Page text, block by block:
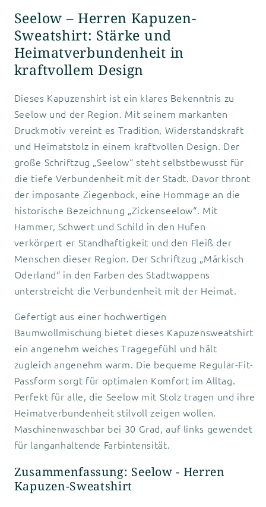
Seelow – Herren Kapuzen-
Sweatshirt: Stärke und
Heimatverbundenheit in
kraftvollem Design
Dieses Kapuzenshirt ist ein klares Bekenntnis zu
Seelow und der Region. Mit seinem markanten
Druckmotiv vereint es Tradition, Widerstandskraft
und Heimatstolz in einem kraftvollen Design. Der
große Schriftzug „Seelow“ steht selbstbewusst für
die tiefe Verbundenheit mit der Stadt. Davor thront
der imposante Ziegenbock, eine Hommage an die
historische Bezeichnung „Zickenseelow“. Mit
Hammer, Schwert und Schild in den Hufen
verkörpert er Standhaftigkeit und den Fleiß der
Menschen dieser Region. Der Schriftzug „Märkisch
Oderland“ in den Farben des Stadtwappens
unterstreicht die Verbundenheit mit der Heimat.
Gefertigt aus einer hochwertigen
Baumwollmischung bietet dieses Kapuzensweatshirt
ein angenehm weiches Tragegefühl und hält
zugleich angenehm warm. Die bequeme Regular-Fit-
Passform sorgt für optimalen Komfort im Alltag.
Perfekt für alle, die Seelow mit Stolz tragen und ihre
Heimatverbundenheit stilvoll zeigen wollen.
Maschinenwaschbar bei 30 Grad, auf links gewendet
für langanhaltende Farbintensität.
Zusammenfassung: Seelow - Herren
Kapuzen-Sweatshirt